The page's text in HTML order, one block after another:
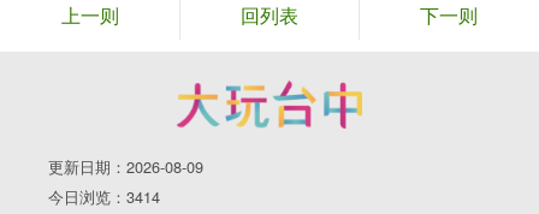
上一则 回列表 下一则
更新日期：2026-08-09
今日浏览：3414